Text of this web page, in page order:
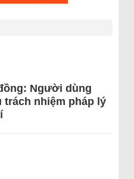
Người dùng
trách nhiệm pháp lý